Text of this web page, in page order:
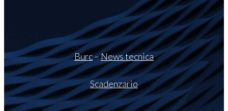
Burc–News tecnica
Scadenzario